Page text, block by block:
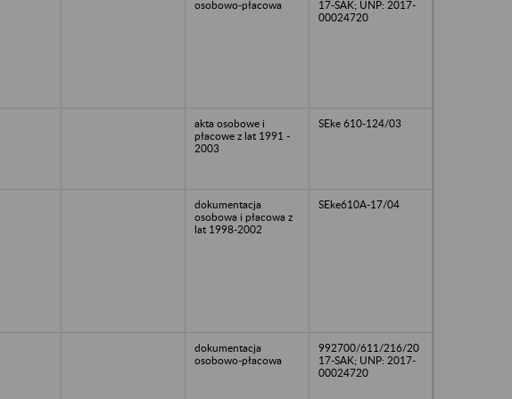
osobowo-płacowa
17-SAK; UNP: 2017-
00024720
akta osobowe i
płacowe z lat 1991 -
2003
SEke 610-124/03
dokumentacja
osobowa i płacowa z
lat 1998-2002
SEke610A-17/04
dokumentacja
osobowo-płacowa
992700/611/216/20
17-SAK; UNP: 2017-
00024720